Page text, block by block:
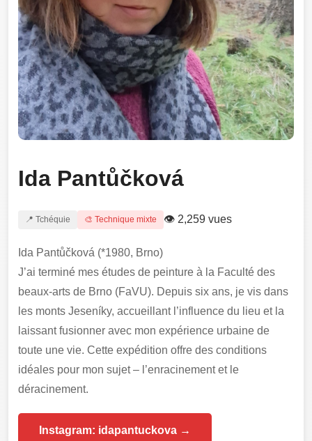
Ida Pantůčková
📍 Tchéquie 🎨 Technique mixte 👁 2,259 vues
Ida Pantůčková (*1980, Brno)
J’ai terminé mes études de peinture à la Faculté des
beaux-arts de Brno (FaVU). Depuis six ans, je vis dans
les monts Jeseníky, accueillant l’influence du lieu et la
laissant fusionner avec mon expérience urbaine de
toute une vie. Cette expédition offre des conditions
idéales pour mon sujet – l’enracinement et le
déracinement.
Instagram: idapantuckova →